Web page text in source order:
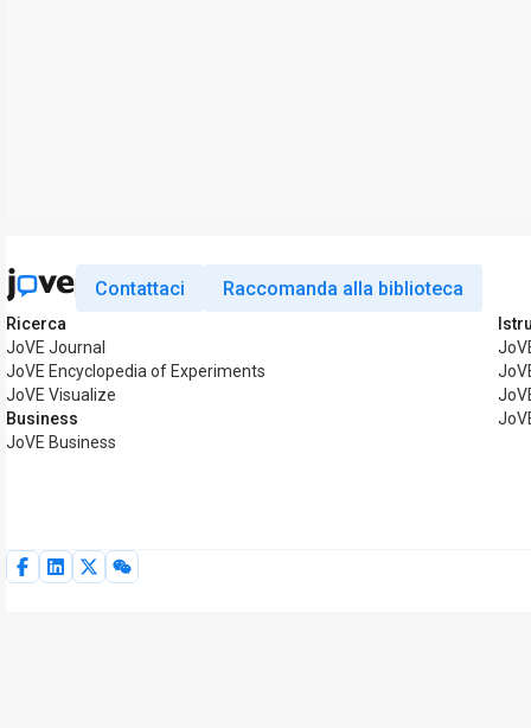
Contattaci Raccomanda alla biblioteca
Ricerca
JoVE Journal
JoVE Encyclopedia of Experiments
JoVE Visualize
Business
JoVE Business